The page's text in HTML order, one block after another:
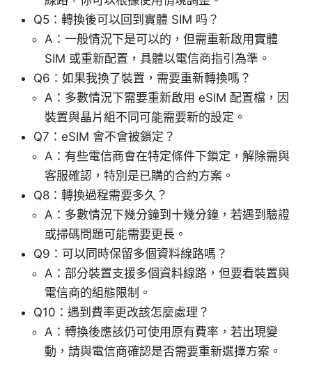
Q5：轉換後可以回到實體 SIM 吗？
A：一般情況下是可以的，但需重新啟用實體
SIM 或重新配置，具體以電信商指引為準。
Q6：如果我換了裝置，需要重新轉換嗎？
A：多數情況下需要重新啟用 eSIM 配置檔，因
裝置與晶片組不同可能需要新的設定。
Q7：eSIM 會不會被鎖定？
A：有些電信商會在特定條件下鎖定，解除需與
客服確認，特別是已購的合約方案。
Q8：轉換過程需要多久？
A：多數情況下幾分鐘到十幾分鐘，若遇到驗證
或掃碼問題可能需要更長。
Q9：可以同時保留多個資料線路嗎？
A：部分裝置支援多個資料線路，但要看裝置與
電信商的組態限制。
Q10：遇到費率更改該怎麼處理？
A：轉換後應該仍可使用原有費率，若出現變
動，請與電信商確認是否需要重新選擇方案。